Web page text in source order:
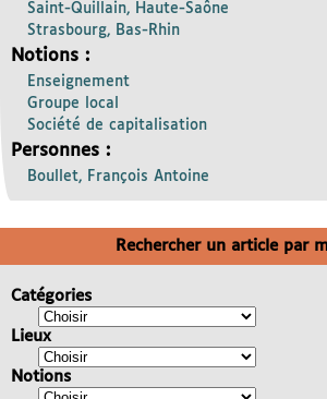
Saint-Quillain, Haute-Saône
Strasbourg, Bas-Rhin
Notions :
Enseignement
Groupe local
Société de capitalisation
Personnes :
Boullet, François Antoine
Rechercher un article par
Catégories
Lieux
Notions